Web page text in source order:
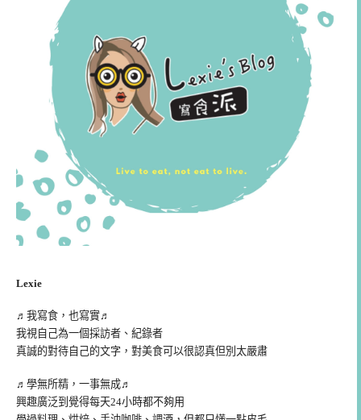
Lexie
♬我寫食，也寫實♬
我視自己為一個採訪者、紀錄者
真誠的對待自己的文字，對美食可以很認真但別太嚴肅
♬學無所精，一事無成♬
興趣廣泛到覺得每天24小時都不夠用